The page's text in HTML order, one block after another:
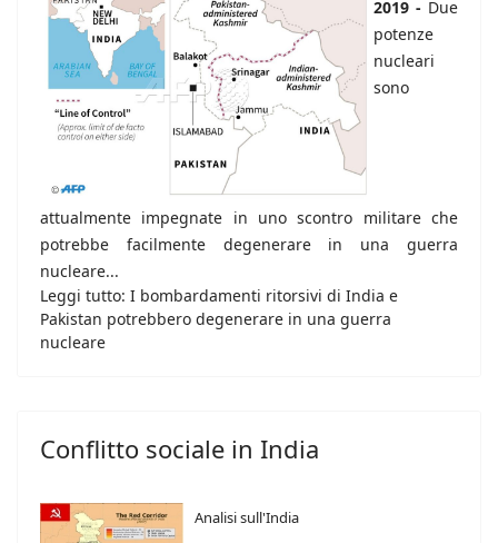
2019 - Due
potenze
nucleari
sono
attualmente impegnate in uno scontro militare che
potrebbe facilmente degenerare in una guerra
nucleare...
Leggi tutto: I bombardamenti ritorsivi di India e
Pakistan potrebbero degenerare in una guerra
nucleare
Conflitto sociale in India
Analisi sull'India